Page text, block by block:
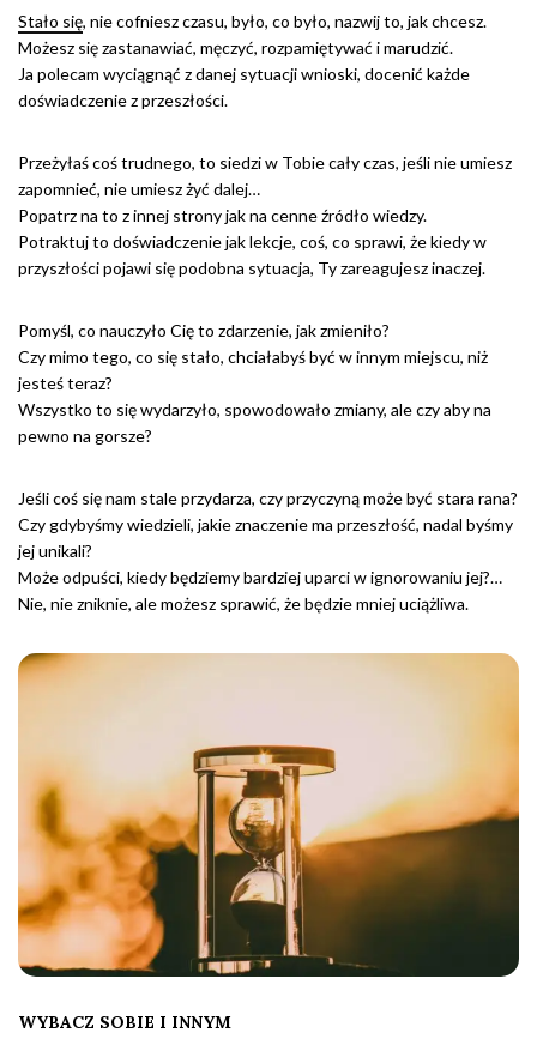
Stało się, nie cofniesz czasu, było, co było, nazwij to, jak chcesz.
Możesz się zastanawiać, męczyć, rozpamiętywać i marudzić.
Ja polecam wyciągnąć z danej sytuacji wnioski, docenić każde
doświadczenie z przeszłości.
Przeżyłaś coś trudnego, to siedzi w Tobie cały czas, jeśli nie umiesz
zapomnieć, nie umiesz żyć dalej…
Popatrz na to z innej strony jak na cenne źródło wiedzy.
Potraktuj to doświadczenie jak lekcje, coś, co sprawi, że kiedy w
przyszłości pojawi się podobna sytuacja, Ty zareagujesz inaczej.
Pomyśl, co nauczyło Cię to zdarzenie, jak zmieniło?
Czy mimo tego, co się stało, chciałabyś być w innym miejscu, niż
jesteś teraz?
Wszystko to się wydarzyło, spowodowało zmiany, ale czy aby na
pewno na gorsze?
Jeśli coś się nam stale przydarza, czy przyczyną może być stara rana?
Czy gdybyśmy wiedzieli, jakie znaczenie ma przeszłość, nadal byśmy
jej unikali?
Może odpuści, kiedy będziemy bardziej uparci w ignorowaniu jej?…
Nie, nie zniknie, ale możesz sprawić, że będzie mniej uciążliwa.
WYBACZ SOBIE I INNYM